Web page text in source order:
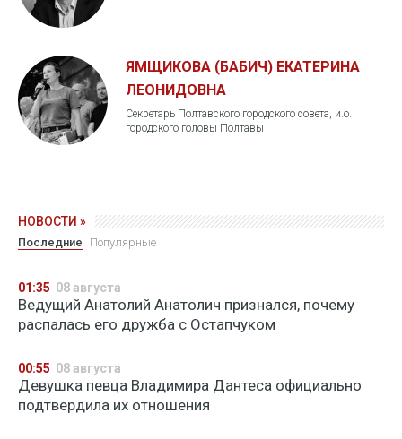
ЯМЩИКОВА (БАБИЧ) ЕКАТЕРИНА
ЛЕОНИДОВНА
Секретарь Полтавского городского совета, и.о.
городского головы Полтавы
НОВОСТИ »
Последние Популярные
01:35 08 августа
Ведущий Анатолий Анатолич признался, почему
распалась его дружба с Остапчуком
00:55 08 августа
Девушка певца Владимира Дантеса официально
подтвердила их отношения